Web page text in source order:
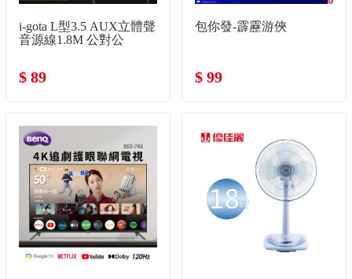
i-gota L型3.5 AUX立體聲
音源線1.8M 公對公
$ 89
包你發-霹靂游俠
$ 99